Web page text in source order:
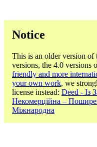
Notice
This is an older version of
versions, the 4.0 versions
friendly and more
your own work, we
license instead: Deed - Із
Некомерційна –
Міжнародна